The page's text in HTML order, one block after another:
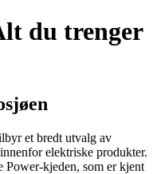
du trenger
et bredt utvalg av
elektriske produkter.
Power-kjeden, som er kjent